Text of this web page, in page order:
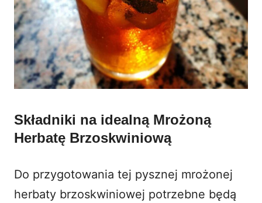
Składniki na idealną Mrożoną
Herbatę Brzoskwiniową
Do przygotowania tej pysznej mrożonej
herbaty brzoskwiniowej potrzebne będą